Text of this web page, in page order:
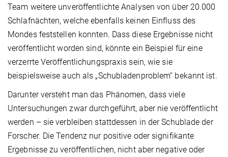
Team weitere unveröffentlichte Analysen von über 20.000
Schlafnächten, welche ebenfalls keinen Einfluss des
Mondes feststellen konnten. Dass diese Ergebnisse nicht
veröffentlicht worden sind, könnte ein Beispiel für eine
verzerrte Veröffentlichungspraxis sein, wie sie
beispielsweise auch als „Schubladenproblem“ bekannt ist.
Darunter versteht man das Phänomen, dass viele
Untersuchungen zwar durchgeführt, aber nie veröffentlicht
werden – sie verbleiben stattdessen in der Schublade der
Forscher. Die Tendenz nur positive oder signifikante
Ergebnisse zu veröffentlichen, nicht aber negative oder